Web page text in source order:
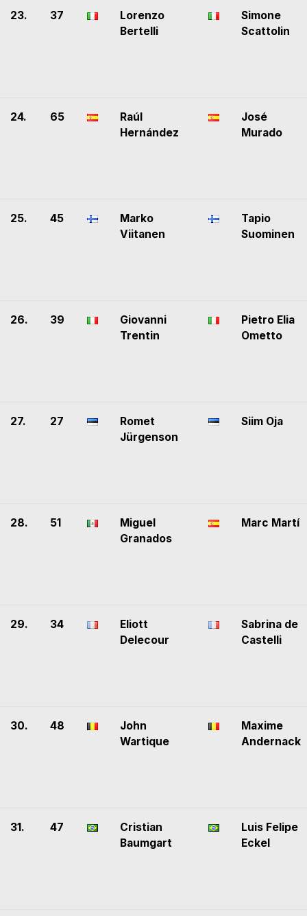
23. 37
Lorenzo
Bertelli
Simone
Scattolin
24. 65
Raúl
Hernández
José
Murado
25. 45
Marko
Viitanen
Tapio
Suominen
26. 39
Giovanni
Trentin
Pietro Elia
Ometto
27. 27
Romet
Jürgenson
Siim Oja
28. 51
Miguel
Granados
Marc Martí
29. 34
Eliott
Delecour
Sabrina de
Castelli
30. 48
John
Wartique
Maxime
Andernack
31. 47
Cristian
Baumgart
Luis Felipe
Eckel